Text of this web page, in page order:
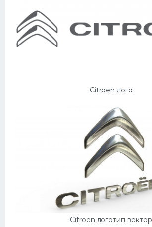
Citroen лого
Citroen логотип вектор